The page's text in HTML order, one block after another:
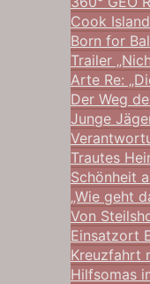
Cook
Born for
Trailer
Arte Re:
Der Weg
Junge
Trautes
Schönheit
„Wie geht
Von
Einsatzort
Kreuzfahrt
Hilfsomas